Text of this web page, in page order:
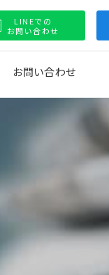
LINEでの
お問い合わせ
お問い合わせ